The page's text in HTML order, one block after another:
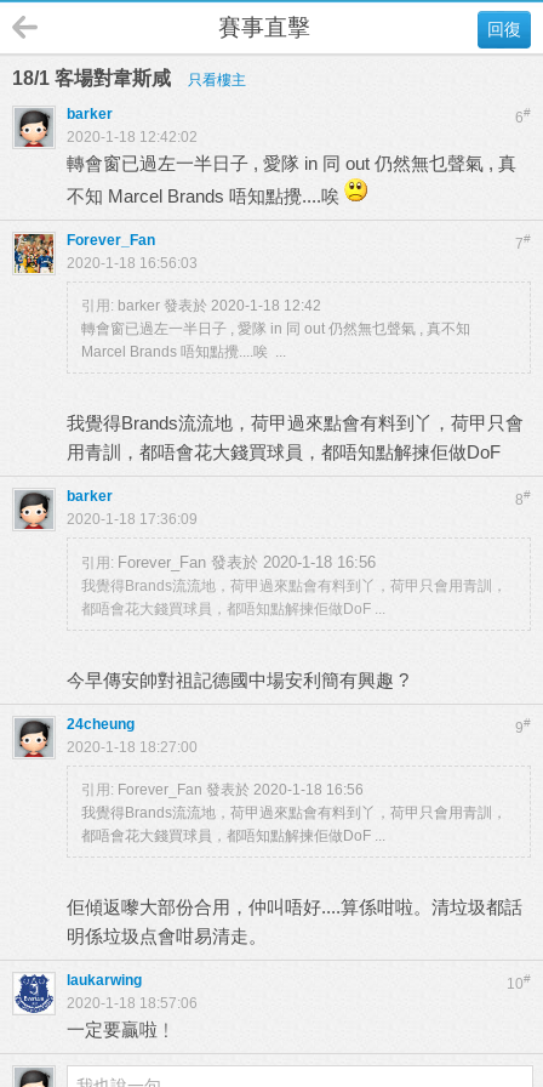
回復
賽事直擊
18/1 客場對韋斯咸 只看樓主
6#
barker
2020-1-18 12:42:02
轉會窗已過左一半日子 , 愛隊 in 同 out 仍然無乜聲氣 , 真
不知 Marcel Brands 唔知點攪....唉
7#
Forever_Fan
2020-1-18 16:56:03
引用: barker 發表於 2020-1-18 12:42
轉會窗已過左一半日子 , 愛隊 in 同 out 仍然無乜聲氣 , 真不知
Marcel Brands 唔知點攪....唉 ...
我覺得Brands流流地，荷甲過來點會有料到丫，荷甲只會
用青訓，都唔會花大錢買球員，都唔知點解揀佢做DoF
8#
barker
2020-1-18 17:36:09
引用: Forever_Fan 發表於 2020-1-18 16:56
我覺得Brands流流地，荷甲過來點會有料到丫，荷甲只會用青訓，
都唔會花大錢買球員，都唔知點解揀佢做DoF ...
今早傳安帥對祖記德國中場安利簡有興趣 ?
9#
24cheung
2020-1-18 18:27:00
引用: Forever_Fan 發表於 2020-1-18 16:56
我覺得Brands流流地，荷甲過來點會有料到丫，荷甲只會用青訓，
都唔會花大錢買球員，都唔知點解揀佢做DoF ...
佢傾返嚟大部份合用，仲叫唔好....算係咁啦。清垃圾都話
明係垃圾点會咁易清走。
10#
laukarwing
2020-1-18 18:57:06
一定要贏啦﹗